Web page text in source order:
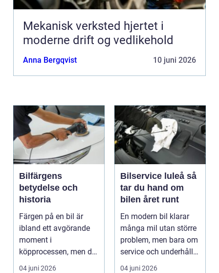
Mekanisk verksted hjertet i
moderne drift og vedlikehold
Anna Bergqvist 10 juni 2026
Bilfärgens
betydelse och
historia
Färgen på en bil är
ibland ett avgörande
moment i
köpprocessen, men det
ha...
04 juni 2026
Bilservice luleå så
tar du hand om
bilen året runt
En modern bil klarar
många mil utan större
problem, men bara om
service och underhåll
sköts i tid. I...
04 juni 2026